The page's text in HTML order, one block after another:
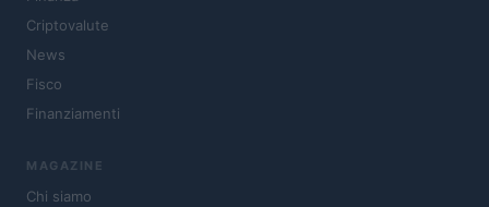
Criptovalute
News
Fisco
Finanziamenti
MAGAZINE
Chi siamo